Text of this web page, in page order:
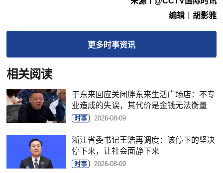
编辑︱胡影雅
更多时事资讯
相关阅读
于东来回应关闭胖东来生活广场店：不专
业造成的失误，其代价是金钱无法衡量
时事 2026-08-09
浙江省委书记王浩再调度：该停下的坚决
停下来，让社会面静下来
时事 2026-08-09